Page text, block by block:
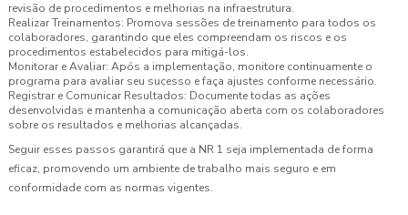
revisão de procedimentos e melhorias na infraestrutura.
Realizar Treinamentos: Promova sessões de treinamento para todos os
colaboradores, garantindo que eles compreendam os riscos e os
procedimentos estabelecidos para mitigá-los.
Monitorar e Avaliar: Após a implementação, monitore continuamente o
programa para avaliar seu sucesso e faça ajustes conforme necessário.
Registrar e Comunicar Resultados: Documente todas as ações
desenvolvidas e mantenha a comunicação aberta com os colaboradores
sobre os resultados e melhorias alcançadas.
Seguir esses passos garantirá que a NR 1 seja implementada de forma
eficaz, promovendo um ambiente de trabalho mais seguro e em
conformidade com as normas vigentes.